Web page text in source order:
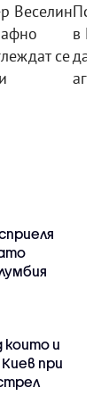
Веселин
се
в
които и
при